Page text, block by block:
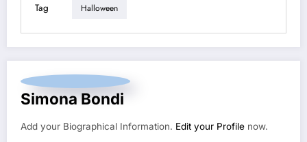
Tag Halloween
Simona Bondi
Add your Biographical Information. Edit your Profile now.